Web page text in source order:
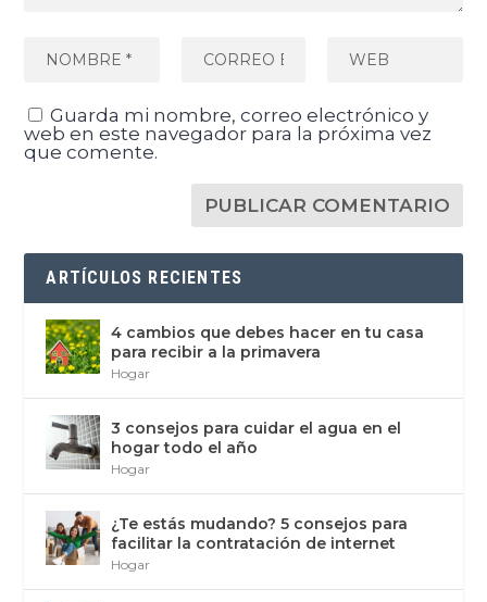
Guarda mi nombre, correo electrónico y
web en este navegador para la próxima vez
que comente.
ARTÍCULOS RECIENTES
4 cambios que debes hacer en tu casa
para recibir a la primavera
Hogar
3 consejos para cuidar el agua en el
hogar todo el año
Hogar
¿Te estás mudando? 5 consejos para
facilitar la contratación de internet
Hogar